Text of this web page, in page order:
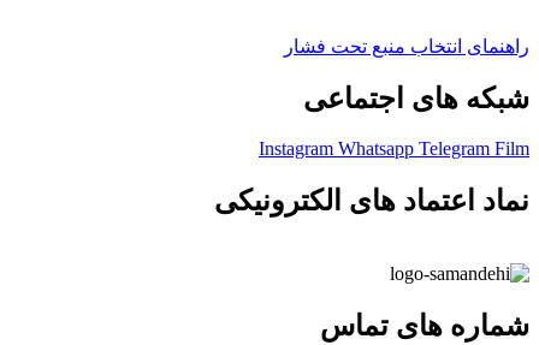
راهنمای انتخاب منبع تحت فشار
شبکه های اجتماعی
Instagram Whatsapp Telegram Film
نماد اعتماد های الکترونیکی
شماره های تماس